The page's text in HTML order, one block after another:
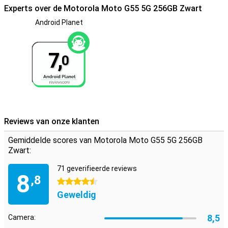
5G geeft een extra veilig gevoel. Dit toestel is IP54-gecertificeerd,
waardoor jij met een veiliger gevoel door de regen kan. Het toestel
kan namelijk prima tegen een spatje water, echter overleeft deze
smartphone het niet als je hem helemaal onder water houdt.
Experts over de Motorola Moto G55 5G 256GB Zwart
Android Planet
7,0
Reviews van onze klanten
Gemiddelde scores van Motorola Moto G55 5G 256GB
Zwart:
8,8
71 geverifieerde reviews
4.5 sterren
Geweldig
Camera: 8,5